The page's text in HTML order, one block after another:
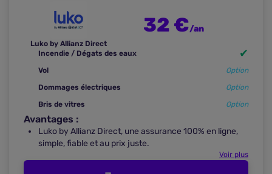
Luko by Allianz Direct
32 €/an
Incendie / Dégats des eaux ✔
Vol
Option
Dommages électriques
Option
Bris de vitres
Option
Avantages :
Luko by Allianz Direct, une assurance 100% en ligne,
simple, fiable et au prix juste.
Voir plus